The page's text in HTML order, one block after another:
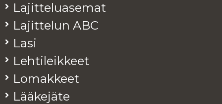
La­jit­te­lua­se­mat
La­jit­te­lun ABC
Lasi
Leh­ti­leik­keet
Lo­mak­keet
Lää­ke­jä­te